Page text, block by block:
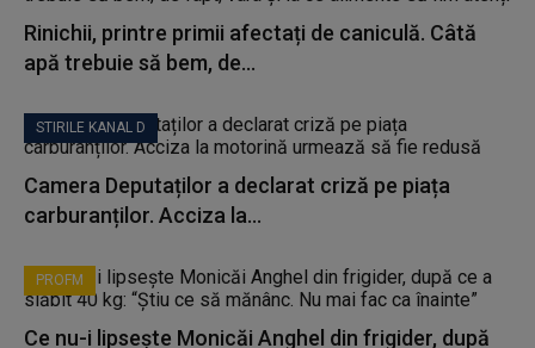
Rinichii, printre primii afectați de caniculă. Câtă
apă trebuie să bem, de...
STIRILE KANAL D
Camera Deputaților a declarat criză pe piața
carburanților. Acciza la...
PROFM
Ce nu-i lipsește Monicăi Anghel din frigider, după